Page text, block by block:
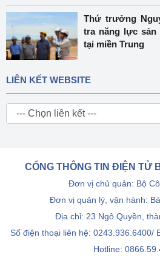
Thứ trưởng
tra năng lực sản
tại miền Trung
LIÊN KẾT WEBSITE
CỔNG THÔNG TIN ĐIỆN TỬ
Đơn vị chủ quản: Bộ
Đơn vị quản lý, vận hành:
Địa chỉ: 23 Ngô Quyền,
Số điện thoại liên hệ: 0243.936.6400/
Hotline: